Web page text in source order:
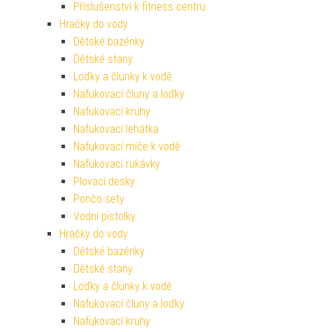
Příslušenství k fitness centru
Hračky do vody
Dětské bazénky
Dětské stany
Loďky a člunky k vodě
Nafukovací čluny a loďky
Nafukovací kruhy
Nafukovací lehátka
Nafukovací míče k vodě
Nafukovací rukávky
Plovací desky
Pončo sety
Vodní pistolky
Hračky do vody
Dětské bazénky
Dětské stany
Loďky a člunky k vodě
Nafukovací čluny a loďky
Nafukovací kruhy